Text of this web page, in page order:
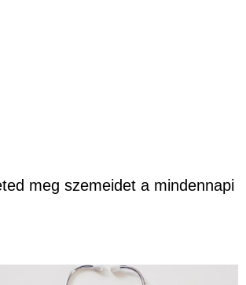
meg szemeidet a mindennapi